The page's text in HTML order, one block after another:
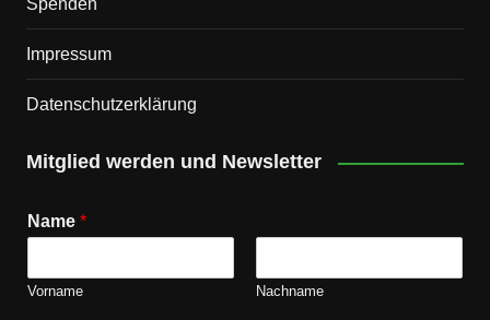
Spenden
Impressum
Datenschutz­erklärung
Mitglied werden und Newsletter
Name *
Vorname Nachname